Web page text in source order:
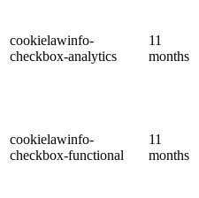
cookielawinfo-
checkbox-analytics
11
months
cookielawinfo-
checkbox-functional
11
months